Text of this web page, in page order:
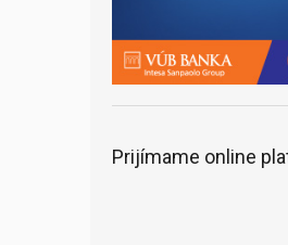
Prijímame online